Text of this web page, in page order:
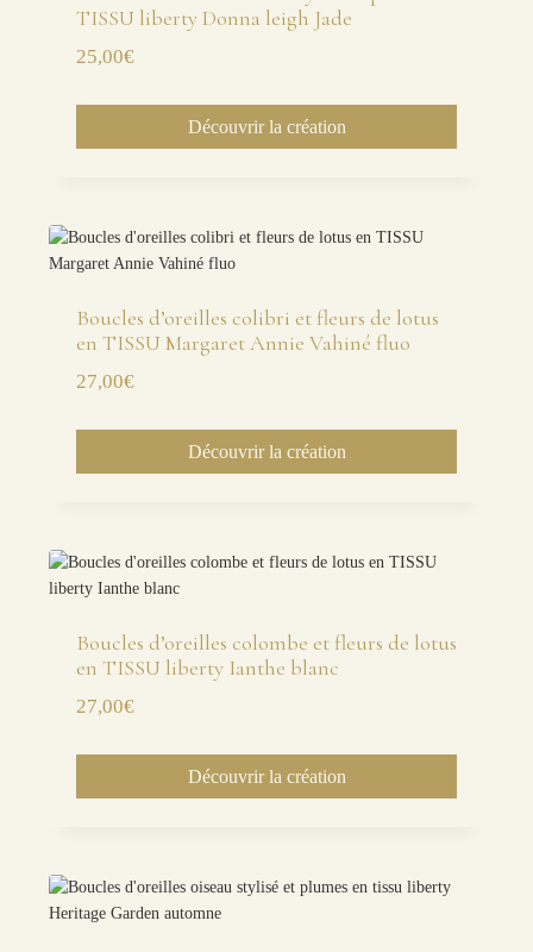
TISSU liberty Donna leigh Jade
25,00€
Découvrir la création
Boucles d’oreilles colibri et fleurs de lotus
en TISSU Margaret Annie Vahiné fluo
27,00€
Découvrir la création
Boucles d’oreilles colombe et fleurs de lotus
en TISSU liberty Ianthe blanc
27,00€
Découvrir la création